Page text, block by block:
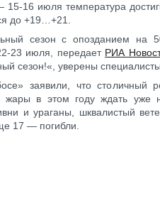
16 июля температура
до +19…+21.
сезон с опозданием на
23 июля, передает РИА
сезон!«, уверены
заявили, что столичный
жары в этом году ждать
и ураганы, шквалистый
17 — погибли.